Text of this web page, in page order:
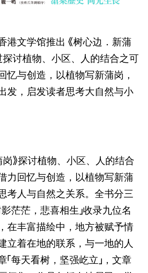
港文学馆推出 《树心边．新蒲
探讨植物、小区、人的结合之可
忆与创造，以植物写新蒲岗，
发，启发读者思考大自然与小
岗》探讨植物、小区、人的结合
力回忆与创造，以植物写新蒲
考人与自然之关系。全书分三
茫茫，悲喜相生」收录九位名
在丰富描绘中，地方被赋予情
立着在地的联系，与一地的人
「每天看树，坚强屹立」，文章